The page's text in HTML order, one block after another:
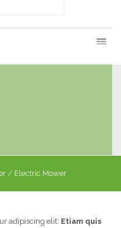
/ Electric Mower
adipiscing elit. Etiam quis